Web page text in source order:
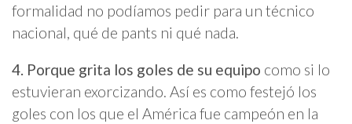
formalidad no podíamos pedir para un técnico
nacional, qué de pants ni qué nada.
4. Porque grita los goles de su equipo como si lo
estuvieran exorcizando. Así es como festejó los
goles con los que el América fue campeón en la